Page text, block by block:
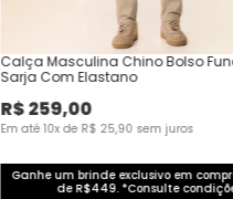
Calça Masculina Chino Bolso
Sarja Com Elastano
R$259,00
Em até10x de R$ 25,90 sem juros
Ganhe um brinde exclusivo em
de R$449. *Consulte